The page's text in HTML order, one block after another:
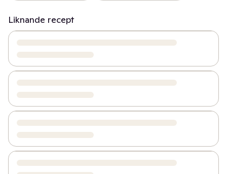
Liknande recept